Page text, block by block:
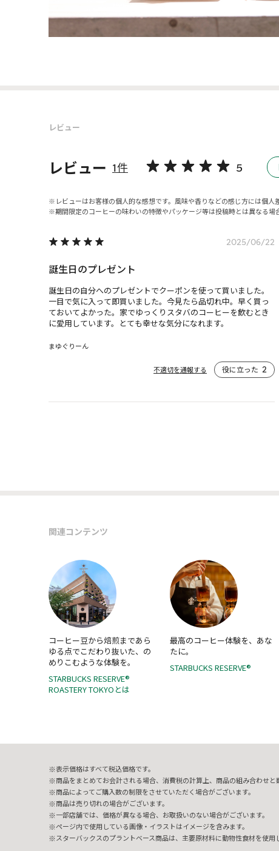
レビュー
レビュー 1件 5
レビューはお客様の個人的な感想です。風味や香りなどの感じ方には個人
期間限定のコーヒーの味わいの特徴やパッケージ等は投稿時とは異なる場
2025/06/22
誕生日のプレゼント
誕生日の自分へのプレゼントでクーポンを使って買いました。
一目で気に入って即買いました。今見たら品切れ中。早く買っ
ておいてよかった。家でゆっくりスタバのコーヒーを飲むとき
に愛用しています。とても幸せな気分になれます。
まゆぐりーん
不適切を通報する 役に立った 2
関連コンテンツ
コーヒー豆から焙煎まであら
ゆる点でこだわり抜いた、の
めりこむような体験を。
STARBUCKS RESERVE®
ROASTERY TOKYOとは
最高のコーヒー体験を、あな
たに。
STARBUCKS RESERVE®
表示価格はすべて税込価格です。
商品をまとめてお会計される場合、消費税の計算上、商品の組み合わせ
商品によってご購入数の制限をさせていただく場合がございます。
商品は売り切れの場合がございます。
一部店舗では、価格が異なる場合、お取扱いのない場合がございます。
ページ内で使用している画像・イラストはイメージを含みます。
スターバックスのプラントベース商品は、主要原材料に動物性食材を使用